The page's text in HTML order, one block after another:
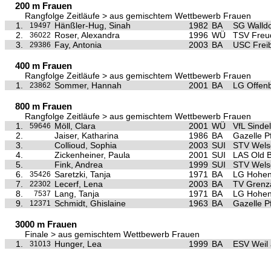
200 m Frauen
Rangfolge Zeitläufe > aus gemischtem Wettbewerb Frauen
1.
19497 Hänßler-Hug, Sinah 1982 BA
SG
2.
36022 Roser, Alexandra 1996 WÜ
TSV
3.
29386 Fay, Antonia 2003 BA USC
400 m Frauen
Rangfolge Zeitläufe > aus gemischtem Wettbewerb Frauen
1.
23862 Sommer, Hannah 2001 BA LG
800 m Frauen
Rangfolge Zeitläufe > aus gemischtem Wettbewerb Frauen
1.
59646 Möll, Clara 2001 WÜ
VfL
2.
Jaiser, Katharina 1986 BA
Gazelle
3.
Collioud, Sophia 2003 SUI
STV
4.
Zickenheiner, Paula 2001 SUI
LAS Old
5.
Fink, Andrea 1999 SUI
STV
6.
35426 Saretzki, Tanja 1971 BA
LG
7.
22302 Lecerf, Lena 2003 BA
TV
8.
7537 Lang, Tanja 1971 BA
LG
9.
12371 Schmidt, Ghislaine 1963 BA Gazelle
3000 m Frauen
Finale > aus gemischtem Wettbewerb Frauen
1.
31013 Hunger, Lea 1999 BA ESV